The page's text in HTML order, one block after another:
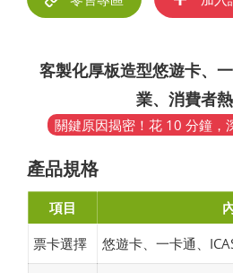
客製化厚板造型悠遊卡、
業、消費者
關鍵原因揭密！花 10 分鐘，
產品規格
項目
票卡選擇
悠遊卡、一卡通、